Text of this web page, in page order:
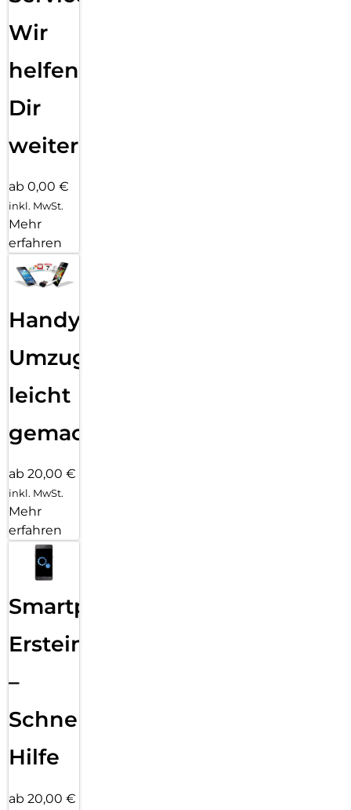
Wir
helfen
Dir
weiter
ab 0,00 €
inkl. MwSt.
Mehr
erfahren
Handy
Umzug
leicht
gemacht!
ab 20,00 €
inkl. MwSt.
Mehr
erfahren
Smartphone
Ersteinrichtung
–
Schnelle
Hilfe
ab 20,00 €